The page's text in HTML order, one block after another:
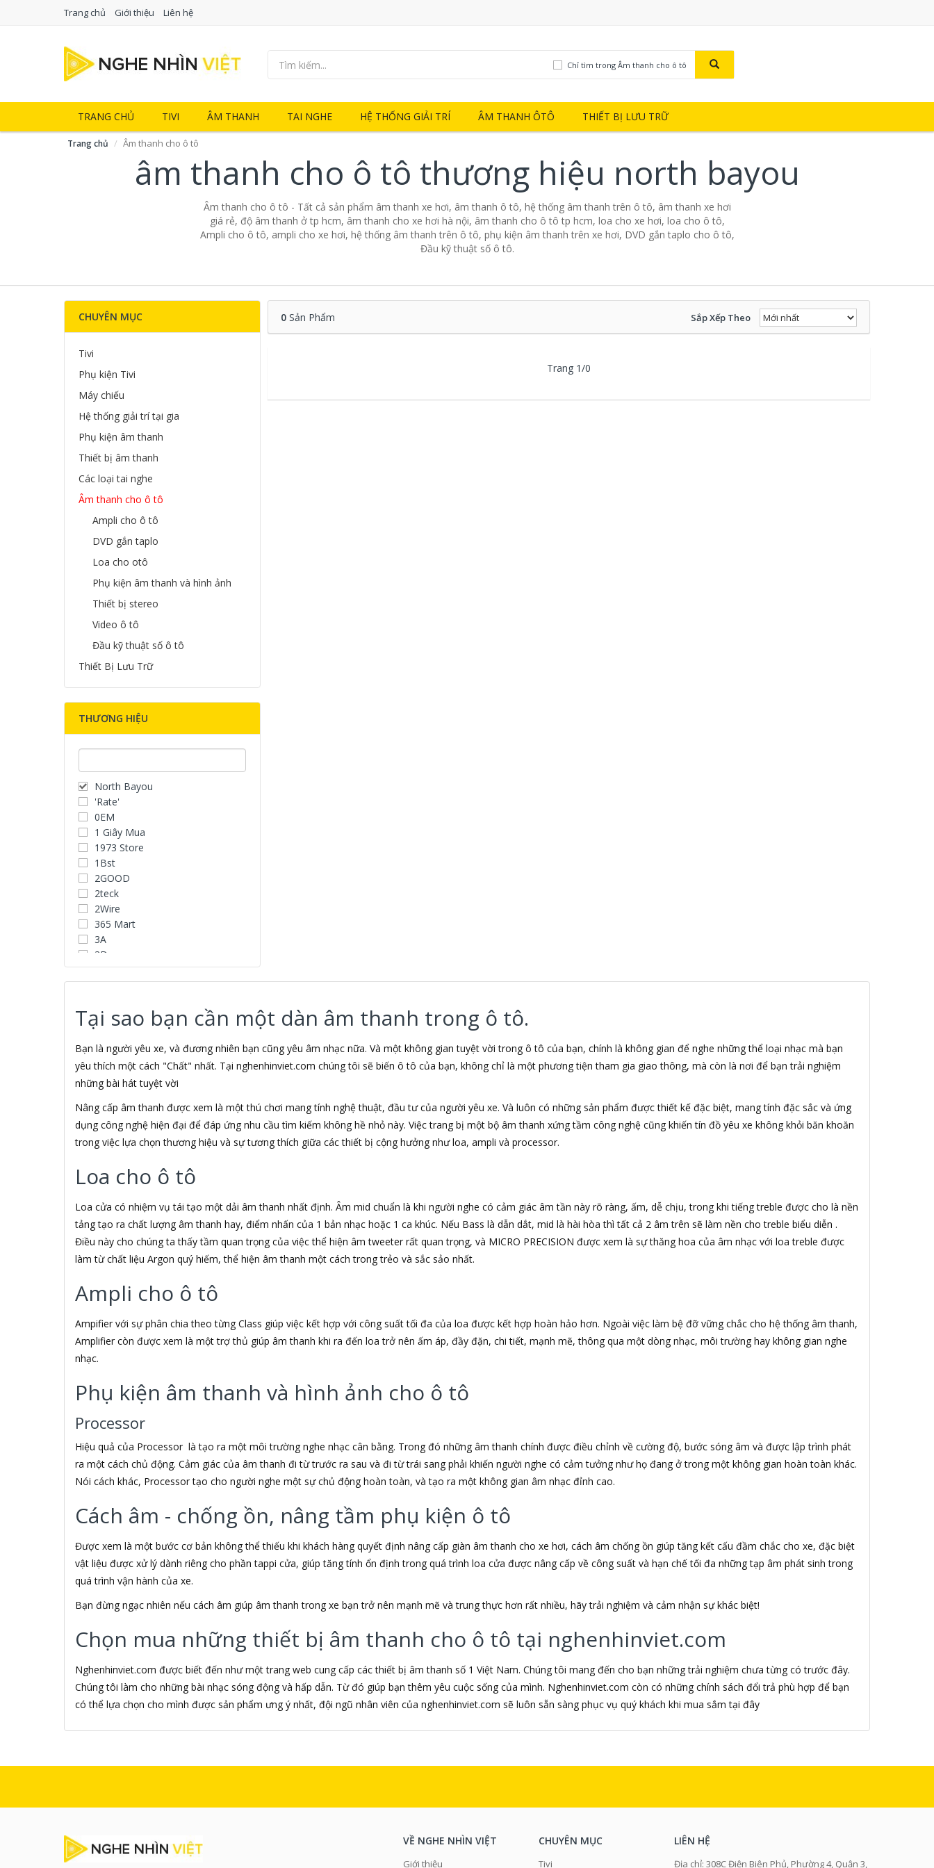
Trang chủ Giới thiệu Liên hệ
Chỉ tìm trong Âm thanh cho ô tô
TRANG CHỦ TIVI ÂM THANH TAI NGHE HỆ THỐNG GIẢI TRÍ ÂM THANH ÔTÔ THIẾT BỊ LƯU TRỮ
Trang chủ Âm thanh cho ô tô
âm thanh cho ô tô thương hiệu north bayou
Âm thanh cho ô tô - Tất cả sản phẩm âm thanh xe hơi, âm thanh ô tô, hệ thống âm thanh trên ô tô, âm thanh xe hơi
giá rẻ, độ âm thanh ở tp hcm, âm thanh cho xe hơi hà nội, âm thanh cho ô tô tp hcm, loa cho xe hơi, loa cho ô tô,
Ampli cho ô tô, ampli cho xe hơi, hệ thống âm thanh trên ô tô, phụ kiện âm thanh trên xe hơi, DVD gắn taplo cho ô tô,
Đầu kỹ thuật số ô tô.
CHUYÊN MỤC
Tivi
Phụ kiện Tivi
Máy chiếu
Hệ thống giải trí tại gia
Phụ kiện âm thanh
Thiết bị âm thanh
Các loại tai nghe
Âm thanh cho ô tô
Ampli cho ô tô
DVD gắn taplo
Loa cho otô
Phụ kiện âm thanh và hình ảnh
Thiết bị stereo
Video ô tô
Đầu kỹ thuật số ô tô
Thiết Bị Lưu Trữ
THƯƠNG HIỆU
North Bayou
'Rate'
0EM
1 Giây Mua
1973 Store
1Bst
2GOOD
2teck
2Wire
365 Mart
3A
3D
3D Water Speaker
3Dconnexion
3S
7Gift Shop
A 100+
A Clock
A & T
AAD
ABCNOVEL
ABN
ACASIS
ACCESS
Accessorize
Acer
ACME MADE
ACNES
Acnos
ACOUSTIC ENERGY
ADATA
ADATA USA
ADDLOGIX
AFOX
Aiborg
Aiphone Corporation
AIPTEK
Air Mouse
Airmouse
AIRPORT
AK
AKAI
AKG
Akino
AKIRA
Alctron
ALGOZ
Allen Heath
ALLOYSEED
Alphun
Alps
AMAZON
Ami
AMLOGIC
AMP
0Sản Phẩm Sắp Xếp Theo
Trang 1/0
Tại sao bạn cần một dàn âm thanh trong ô tô.
Bạn là người yêu xe, và đương nhiên bạn cũng yêu âm nhạc nữa. Và một không gian tuyệt vời trong ô tô của bạn, chính là không gian để nghe những thể loại nhạc mà bạn
yêu thích một cách "Chất" nhất. Tại nghenhinviet.com chúng tôi sẽ biến ô tô của bạn, không chỉ là một phương tiện tham gia giao thông, mà còn là nơi để bạn trải nghiệm
những bài hát tuyệt vời
Nâng cấp âm thanh được xem là một thú chơi mang tính nghệ thuật, đầu tư của người yêu xe. Và luôn có những sản phẩm được thiết kế đặc biệt, mang tính đặc sắc và ứng
dụng công nghệ hiện đại để đáp ứng nhu cầu tìm kiếm không hề nhỏ này. Việc trang bị một bộ âm thanh xứng tầm công nghệ cũng khiến tín đồ yêu xe không khỏi băn khoăn
trong việc lựa chọn thương hiệu và sự tương thích giữa các thiết bị cộng hưởng như loa, ampli và processor.
Loa cho ô tô
Loa cửa có nhiệm vụ tái tạo một dải âm thanh nhất định. Âm mid chuẩn là khi người nghe có cảm giác âm tần này rõ ràng, ấm, dễ chịu, trong khi tiếng treble được cho là nền
tảng tạo ra chất lượng âm thanh hay, điểm nhấn của 1 bản nhạc hoặc 1 ca khúc. Nếu Bass là dẫn dắt, mid là hài hòa thì tất cả 2 âm trên sẽ làm nền cho treble biểu diễn .
Điều này cho chúng ta thấy tầm quan trọng của việc thể hiện âm tweeter rất quan trọng, và MICRO PRECISION được xem là sự thăng hoa của âm nhạc với loa treble được
làm từ chất liệu Argon quý hiếm, thể hiện âm thanh một cách trong trẻo và sắc sảo nhất.
Ampli cho ô tô
Ampifier với sự phân chia theo từng Class giúp việc kết hợp với công suất tối đa của loa được kết hợp hoàn hảo hơn. Ngoài việc làm bệ đỡ vững chắc cho hệ thống âm thanh,
Amplifier còn được xem là một trợ thủ giúp âm thanh khi ra đến loa trở nên ấm áp, đầy đặn, chi tiết, mạnh mẽ, thông qua một dòng nhạc, môi trường hay không gian nghe
nhạc.
Phụ kiện âm thanh và hình ảnh cho ô tô
Processor
Hiệu quả của Processor là tạo ra một môi trường nghe nhạc cân bằng. Trong đó những âm thanh chính được điều chỉnh về cường độ, bước sóng âm và được lập trình phát
ra một cách chủ động. Cảm giác của âm thanh đi từ trước ra sau và đi từ trái sang phải khiến người nghe có cảm tưởng như họ đang ở trong một không gian hoàn toàn khác.
Nói cách khác, Processor tạo cho người nghe một sự chủ động hoàn toàn, và tạo ra một không gian âm nhạc đỉnh cao.
Cách âm - chống ồn, nâng tầm phụ kiện ô tô
Được xem là một bước cơ bản không thể thiếu khi khách hàng quyết định nâng cấp giàn âm thanh cho xe hơi, cách âm chống ồn giúp tăng kết cấu đầm chắc cho xe, đặc biệt
vật liệu được xử lý dành riêng cho phần tappi cửa, giúp tăng tính ổn định trong quá trình loa cửa được nâng cấp về công suất và hạn chế tối đa những tạp âm phát sinh trong
quá trình vận hành của xe.
Bạn đừng ngạc nhiên nếu cách âm giúp âm thanh trong xe bạn trở nên mạnh mẽ và trung thực hơn rất nhiều, hãy trải nghiệm và cảm nhận sự khác biệt!
Chọn mua những thiết bị âm thanh cho ô tô tại nghenhinviet.com
Nghenhinviet.com được biết đến như một trang web cung cấp các thiết bị âm thanh số 1 Việt Nam. Chúng tôi mang đến cho bạn những trải nghiệm chưa từng có trước đây.
Chúng tôi làm cho những bài nhạc sóng động và hấp dẫn. Từ đó giúp bạn thêm yêu cuộc sống của mình. Nghenhinviet.com còn có những chính sách đổi trả phù hợp để bạn
có thể lựa chọn cho mình được sản phẩm ưng ý nhất, đội ngũ nhân viên của nghenhinviet.com sẽ luôn sẵn sàng phục vụ quý khách khi mua sắm tại đây
VỀ NGHE NHÌN VIỆT
Giới thiệu
CHUYÊN MỤC
Tivi
LIÊN HỆ
Địa chỉ: 308C Điện Biên Phủ, Phường 4, Quận 3,